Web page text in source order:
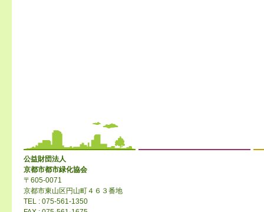
公益財団法人
京都市都市緑化協会
〒605-0071
京都市東山区円山町４６３番地
TEL : 075-561-1350